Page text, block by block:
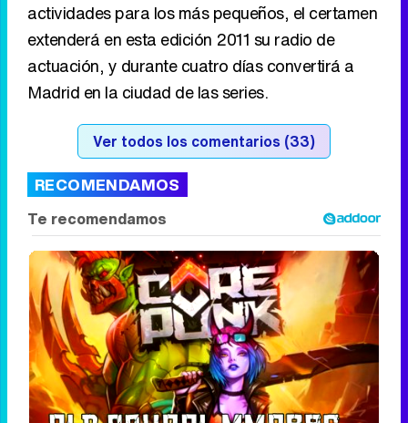
actividades para los más pequeños, el certamen
extenderá en esta edición 2011 su radio de
actuación, y durante cuatro días convertirá a
Madrid en la ciudad de las series.
Ver todos los comentarios (33)
RECOMENDAMOS